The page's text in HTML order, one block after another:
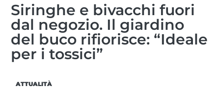
Siringhe e bivacchi fuori
dal negozio. Il giardino
del buco rifiorisce: “Ideale
per i tossici”
ATTUALITÀ